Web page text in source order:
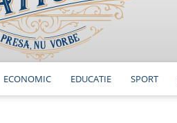
ECONOMIC EDUCATIE SPORT